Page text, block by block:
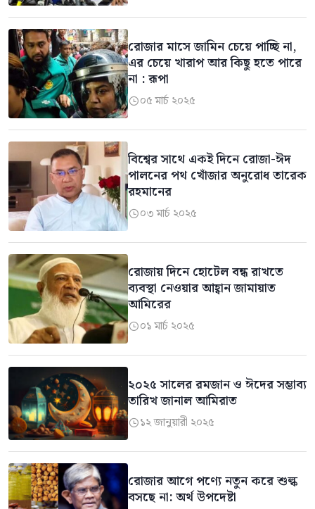
রোজার মাসে জামিন চেয়ে পাচ্ছি না,
এর চেয়ে খারাপ আর কিছু হতে পারে
না : রূপা
০৫ মার্চ ২০২৫
বিশ্বের সাথে একই দিনে রোজা-ঈদ
পালনের পথ খোঁজার অনুরোধ তারেক
রহমানের
০৩ মার্চ ২০২৫
রোজায় দিনে হোটেল বন্ধ রাখতে
ব্যবস্থা নেওয়ার আহ্বান জামায়াত
আমিরের
০১ মার্চ ২০২৫
২০২৫ সালের রমজান ও ঈদের সম্ভাব্য
তারিখ জানাল আমিরাত
১২ জানুয়ারী ২০২৫
রোজার আগে পণ্যে নতুন করে শুল্ক
বসছে না: অর্থ উপদেষ্টা